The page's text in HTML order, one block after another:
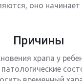
оно начинает
Причины
храпа у